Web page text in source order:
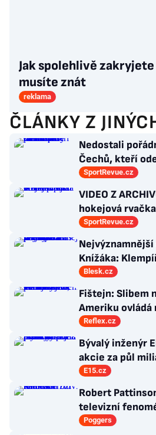
Jak spolehlivě
musíte znát
reklama
ČLÁNKY Z
Nedostali
Čechů, kteří
maximálně dva
SportRevue.cz
VIDEO Z
hokejová
Nepadla v ní ani
SportRevue.cz
Knížáka:
Klaus vzýval
Saudková
Blesk.cz
Fištejn: Slibem
Ameriku ovládá
komunismu,
zajeté pořádky
Reflex.cz
Bývalý inženýr
akcie za půl
příležitosti je
E15.cz
Robert
televizní
Poggers